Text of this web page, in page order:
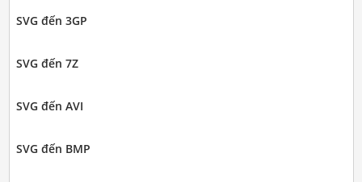
SVG đến 3GP
SVG đến 7Z
SVG đến AVI
SVG đến BMP